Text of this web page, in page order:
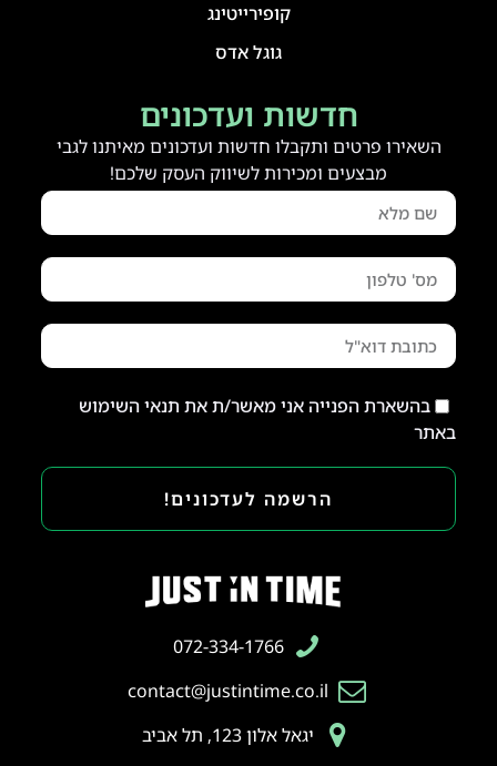
072-334-1766
contact@justintime.co.il
יגאל אלון 123, תל אביב
חדשות ועדכונים
השאירו פרטים ותקבלו חדשות ועדכונים מאיתנו לגבי
מבצעים ומכירות לשיווק העסק שלכם!
בהשארת הפנייה אני מאשר/ת את תנאי השימוש
באתר
הרשמה לעדכונים!
קופירייטינג
גוגל אדס